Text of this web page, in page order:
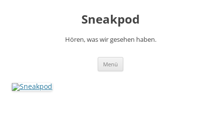
Sneakpod
Hören, was wir gesehen haben.
Menü